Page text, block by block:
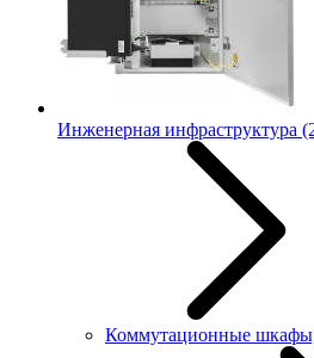
Инженерная инфраструктура
Коммутационные шкафы,